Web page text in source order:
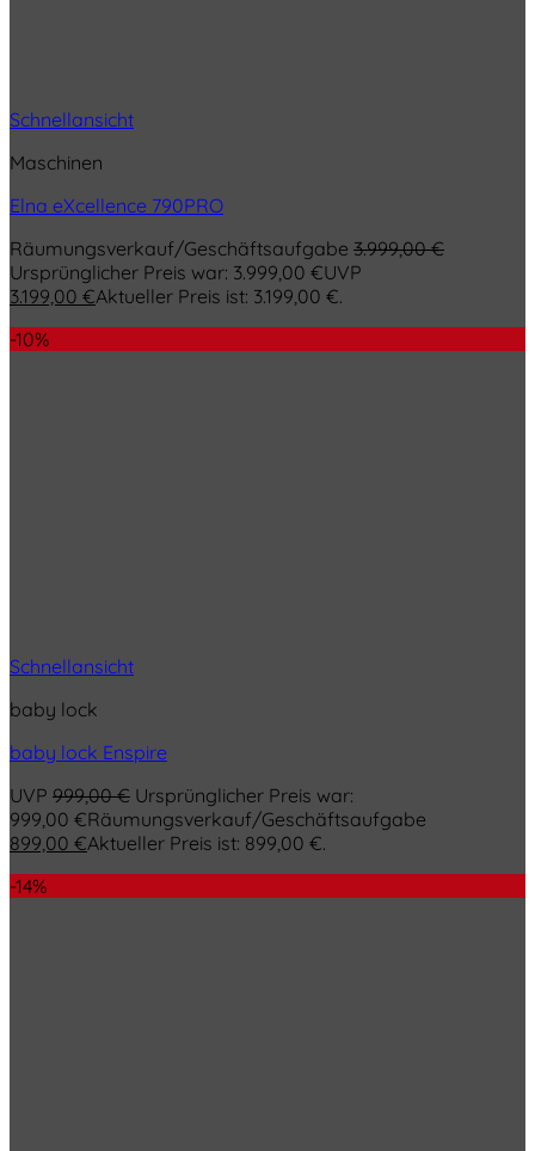
Schnellansicht
Maschinen
Elna eXcellence 790PRO
Räumungsverkauf/Geschäftsaufgabe 3.999,00€
Ursprünglicher Preis war: 3.999,00 €UVP
3.199,00 €Aktueller Preis ist: 3.199,00 €.
-10%
Schnellansicht
baby lock
baby lock Enspire
UVP 999,00€ Ursprünglicher Preis war:
999,00 €Räumungsverkauf/Geschäftsaufgabe
899,00 €Aktueller Preis ist: 899,00 €.
-14%